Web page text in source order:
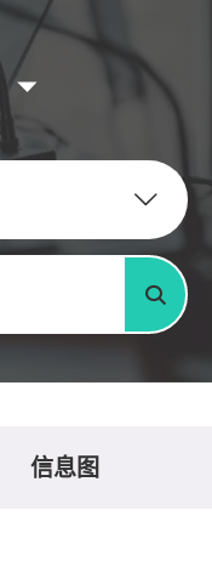
搜寻
信息图